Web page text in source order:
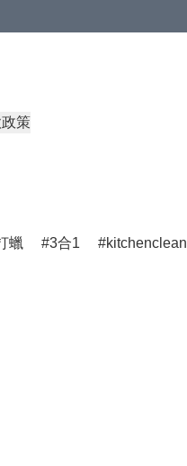
策
蠟 3合1 kitchenclean